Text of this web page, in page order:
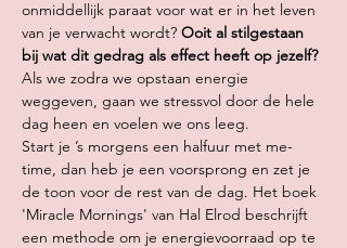
onmiddellijk paraat voor wat er in het leven
van je verwacht wordt? Ooit al stilgestaan
bij wat dit gedrag als effect heeft op jezelf?
Als we zodra we opstaan energie
weggeven, gaan we stressvol door de hele
dag heen en voelen we ons leeg.
Start je ’s morgens een halfuur met me-
time, dan heb je een voorsprong en zet je
de toon voor de rest van de dag. Het boek
'Miracle Mornings' van Hal Elrod beschrijft
een methode om je energievoorraad op te